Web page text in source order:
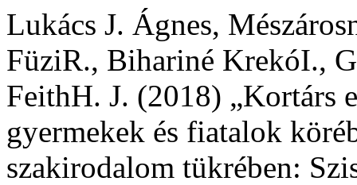
Lukács J. Ágnes,
FüziR., Bihariné KrekóI.,
FeithH. J. (2018) „Kortárs
gyermekek és fiatalok
szakirodalom tükrében: